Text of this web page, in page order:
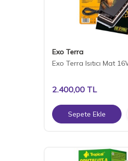
Exo Terra
Exo Terra Isıtıcı Mat
2.400,00 TL
Sepete Ekle